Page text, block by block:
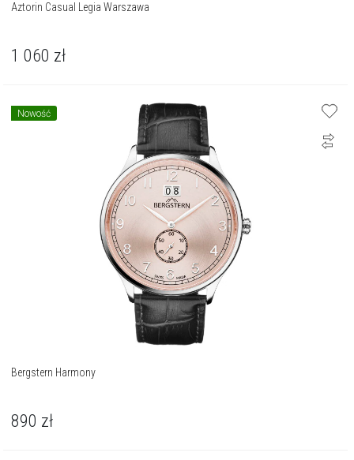
Aztorin Casual Legia Warszawa
1 060 zł
Nowość
Bergstern Harmony
890 zł